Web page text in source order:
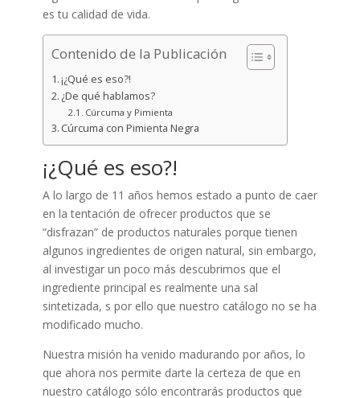
es tu calidad de vida.
Contenido de la Publicación
¡¿Qué es eso?!
¿De qué hablamos?
Cúrcuma y Pimienta
Cúrcuma con Pimienta Negra
¡¿Qué es eso?!
A lo largo de 11 años hemos estado a punto de caer
en la tentación de ofrecer productos que se
“disfrazan” de productos naturales porque tienen
algunos ingredientes de origen natural, sin embargo,
al investigar un poco más descubrimos que el
ingrediente principal es realmente una sal
sintetizada, s por ello que nuestro catálogo no se ha
modificado mucho.
Nuestra misión ha venido madurando por años, lo
que ahora nos permite darte la certeza de que en
nuestro catálogo sólo encontrarás productos que